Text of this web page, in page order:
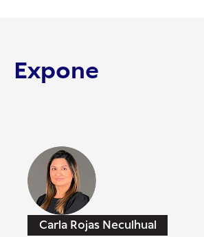
Expone
Carla Rojas Neculhual